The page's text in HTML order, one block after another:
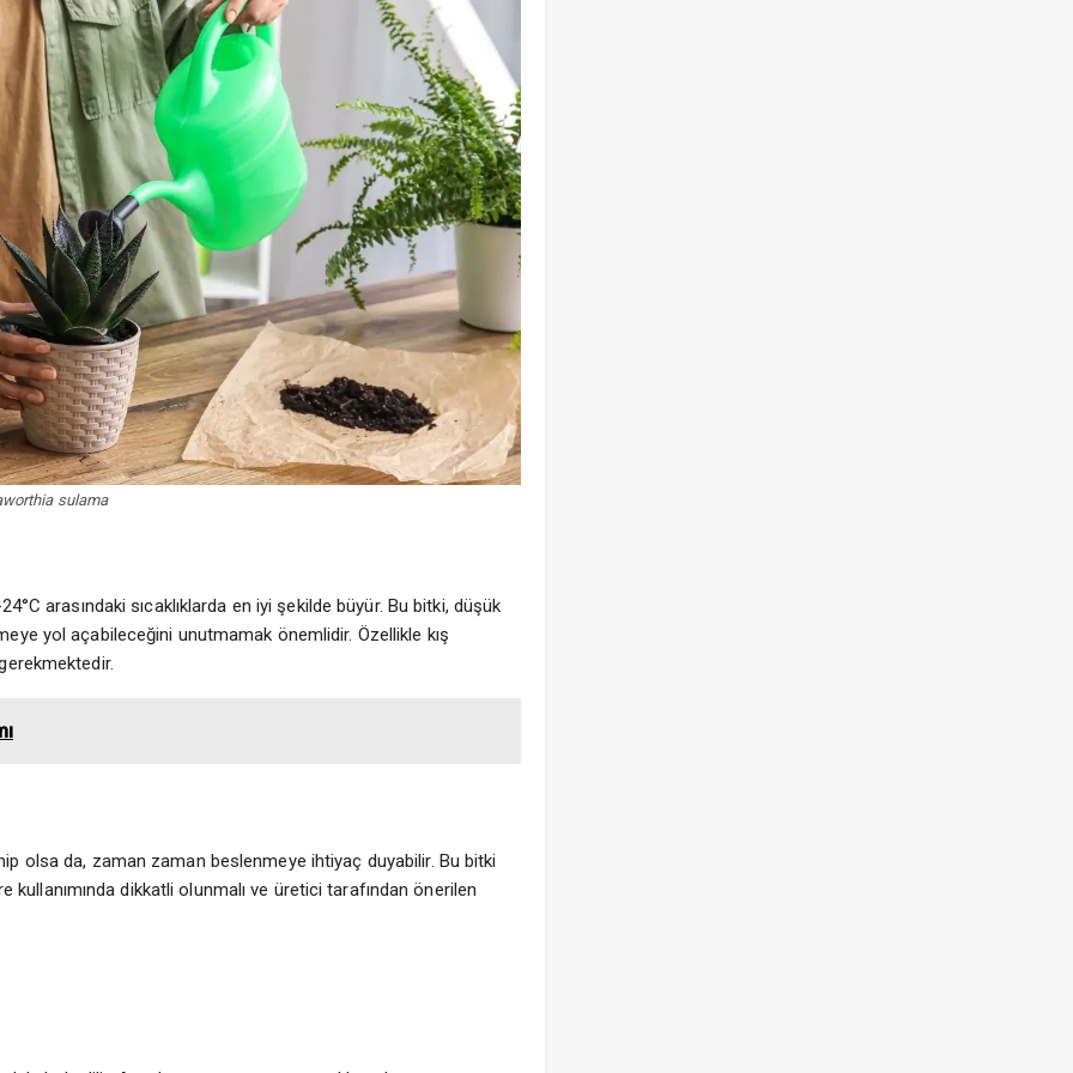
sulama
arasındaki sıcaklıklarda en iyi şekilde büyür. Bu bitki, düşük
yol açabileceğini unutmamak önemlidir. Özellikle kış
olsa da, zaman zaman beslenmeye ihtiyaç duyabilir. Bu bitki
dikkatli olunmalı ve üretici tarafından önerilen